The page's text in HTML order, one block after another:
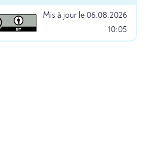
Mis à jour le 06.08.2026
10:05